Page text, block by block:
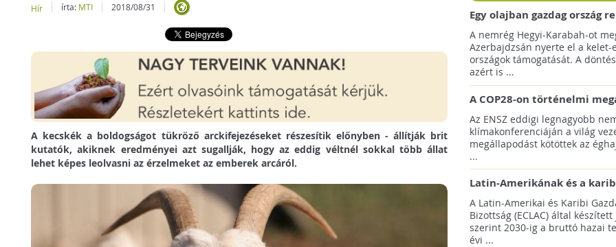
Hír írta: MTI 2018/08/31
A kecskék a boldogságot tükröző arckifejezéseket részesítik előnyben - állítják brit
kutatók, akiknek eredményei azt sugallják, hogy az eddig véltnél sokkal több állat
lehet képes leolvasni az érzelmeket az emberek arcáról.
Egy olajban gazdag ország
jövőre a COP29 klímacsúcsot
A nemrég Hegyi-Karabah-ot
Azerbajdzsán nyerte el a kelet-
országok támogatását. A
azért is ...
A COP28-on történelmi
született! - Összefoglaló az
klímacsúcsáról
Az ENSZ eddigi legnagyobb
klímakonferenciáján a világ
megállapodást kötöttek az
...
Latin-Amerikának és a
térségnek növelniük kell
az éghajlatvédelmi célok
A Latin-Amerikai és Karibi
Bizottság (ECLAC) által
szerint 2030-ig a bruttó hazai
évi ...